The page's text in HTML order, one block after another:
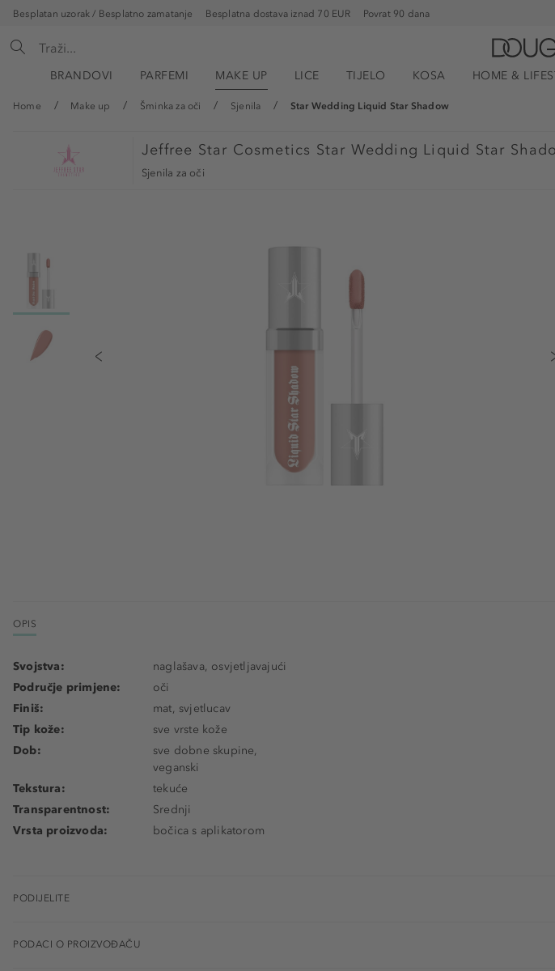
Besplatan uzorak / Besplatno zamatanje Besplatna dostava iznad 70 EUR Povrat 90 dana
BRANDOVI PARFEMI MAKE UP LICE TIJELO KOSA HOME &
Home Make up Šminka za oči Sjenila Star Wedding Liquid Star Shadow
Jeffree Star Cosmetics Star Wedding Liquid Star
Sjenila za oči
OPIS
Svojstva:
naglašava, osvjetljavajući
Područje primjene:
oči
Finiš:
mat, svjetlucav
Tip kože:
sve vrste kože
Dob:
sve dobne skupine,
veganski
Tekstura:
tekuće
Transparentnost:
Srednji
Vrsta proizvoda:
bočica s aplikatorom
PODIJELITE
PODACI O PROIZVOĐAČU